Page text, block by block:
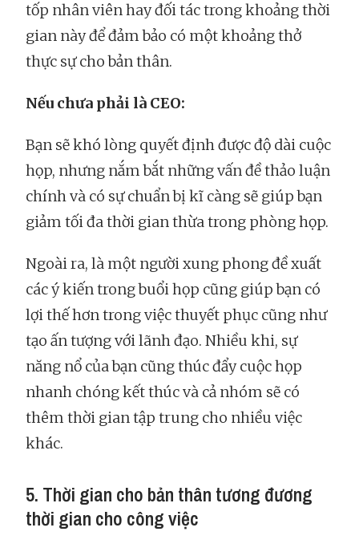
tốp nhân viên hay đối tác trong khoảng thời
gian này để đảm bảo có một khoảng thở
thực sự cho bản thân.
Nếu chưa phải là CEO:
Bạn sẽ khó lòng quyết định được độ dài cuộc
họp, nhưng nắm bắt những vấn đề thảo luận
chính và có sự chuẩn bị kĩ càng sẽ giúp bạn
giảm tối đa thời gian thừa trong phòng họp.
Ngoài ra, là một người xung phong đề xuất
các ý kiến trong buổi họp cũng giúp bạn có
lợi thế hơn trong việc thuyết phục cũng như
tạo ấn tượng với lãnh đạo. Nhiều khi, sự
năng nổ của bạn cũng thúc đẩy cuộc họp
nhanh chóng kết thúc và cả nhóm sẽ có
thêm thời gian tập trung cho nhiều việc
khác.
5. Thời gian cho bản thân tương đương
thời gian cho công việc